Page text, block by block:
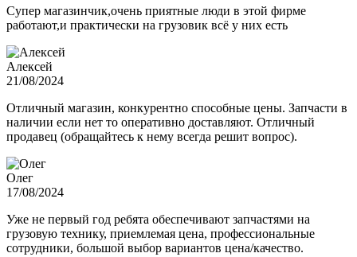
Супер магазинчик,очень приятные люди в этой фирме
работают,и практически на грузовик всё у них есть
Алексей
21/08/2024
Отличный магазин, конкурентно способные цены. Запчасти в
наличии если нет то оперативно доставляют. Отличный
продавец (обращайтесь к нему всегда решит вопрос).
Олег
17/08/2024
Уже не первый год ребята обеспечивают запчастями на
грузовую технику, приемлемая цена, профессиональные
сотрудники, большой выбор вариантов цена/качество.